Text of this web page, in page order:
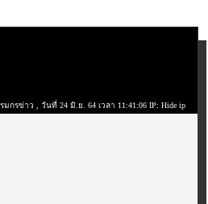
มกรข่าว , วันที่ 24 มิ.ย. 64 เวลา 11:41:06 IP: Hide ip